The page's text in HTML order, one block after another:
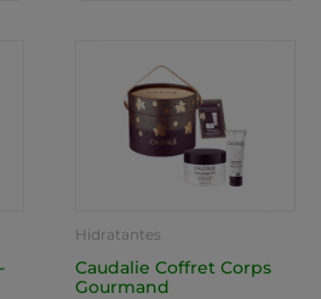
Hidratantes
Caudalie Coffret Corps
Gourmand